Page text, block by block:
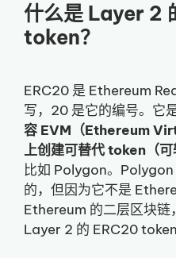
什么是 Layer 2
token？
ERC20 是 Ethereum
写，20 是它的编号。它
容 EVM（Ethereum
上创建可替代 token（
比如 Polygon。Polygon
的，但因为它不是
Ethereum 的二层区块
Layer 2 的 ERC20 token